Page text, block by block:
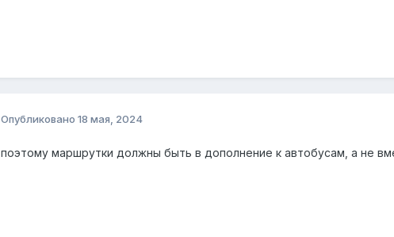
Опубликовано 18 мая, 2024
поэтому маршрутки должны быть в дополнение к автобусам, а не